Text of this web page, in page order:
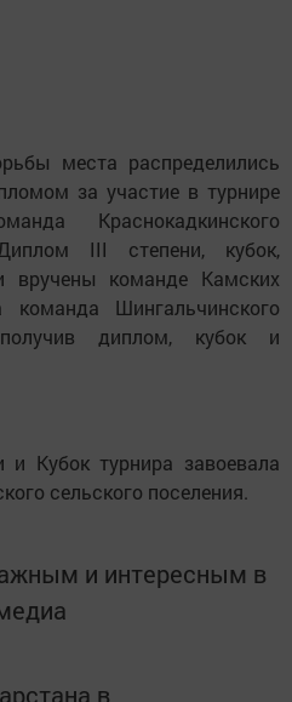
места распределились
за участие в турнире
Краснокадкинского
III степени, кубок,
вручены команде Камских
Шингальчинского
получив диплом, кубок и
Кубок турнира завоевала
сельского поселения.
и интересным в
в